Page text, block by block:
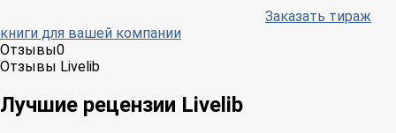
Заказать тираж
книги для вашей компании
Отзывы0
Отзывы Livelib
Лучшие рецензии Livelib